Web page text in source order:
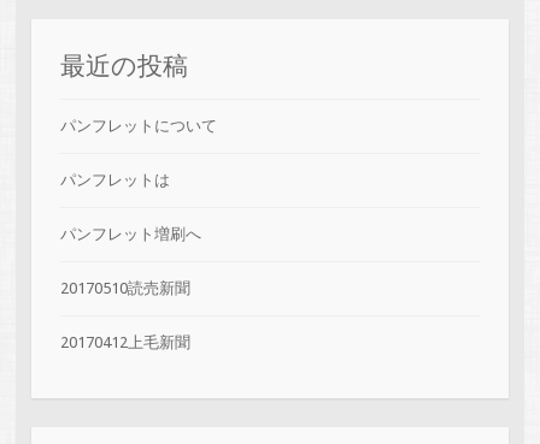
最近の投稿
パンフレットについて
パンフレットは
パンフレット増刷へ
20170510読売新聞
20170412上毛新聞